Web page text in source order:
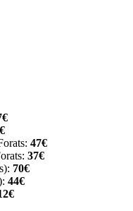
€
47€
37€
70€
44€